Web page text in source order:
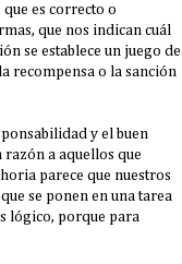
que es correcto o
que nos indican cuál
se establece un juego de
recompensa o la sanción
y el buen
a aquellos que
parece que nuestros
se ponen en una tarea
lógico, porque para